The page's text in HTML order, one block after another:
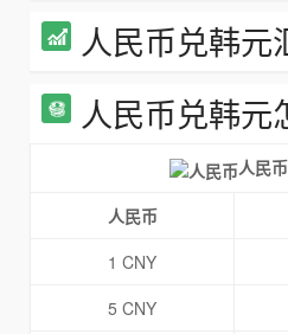
人民币兑韩元
人民币兑韩元
人民
人民币
1 CNY
5 CNY